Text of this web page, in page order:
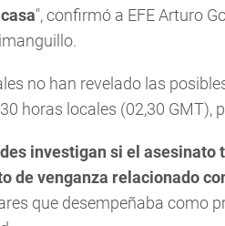
", confirmó a EFE Arturo
no han revelado las
horas locales (02,30 GMT),
investigan si el asesinato
de venganza relacionado
que desempeñaba como